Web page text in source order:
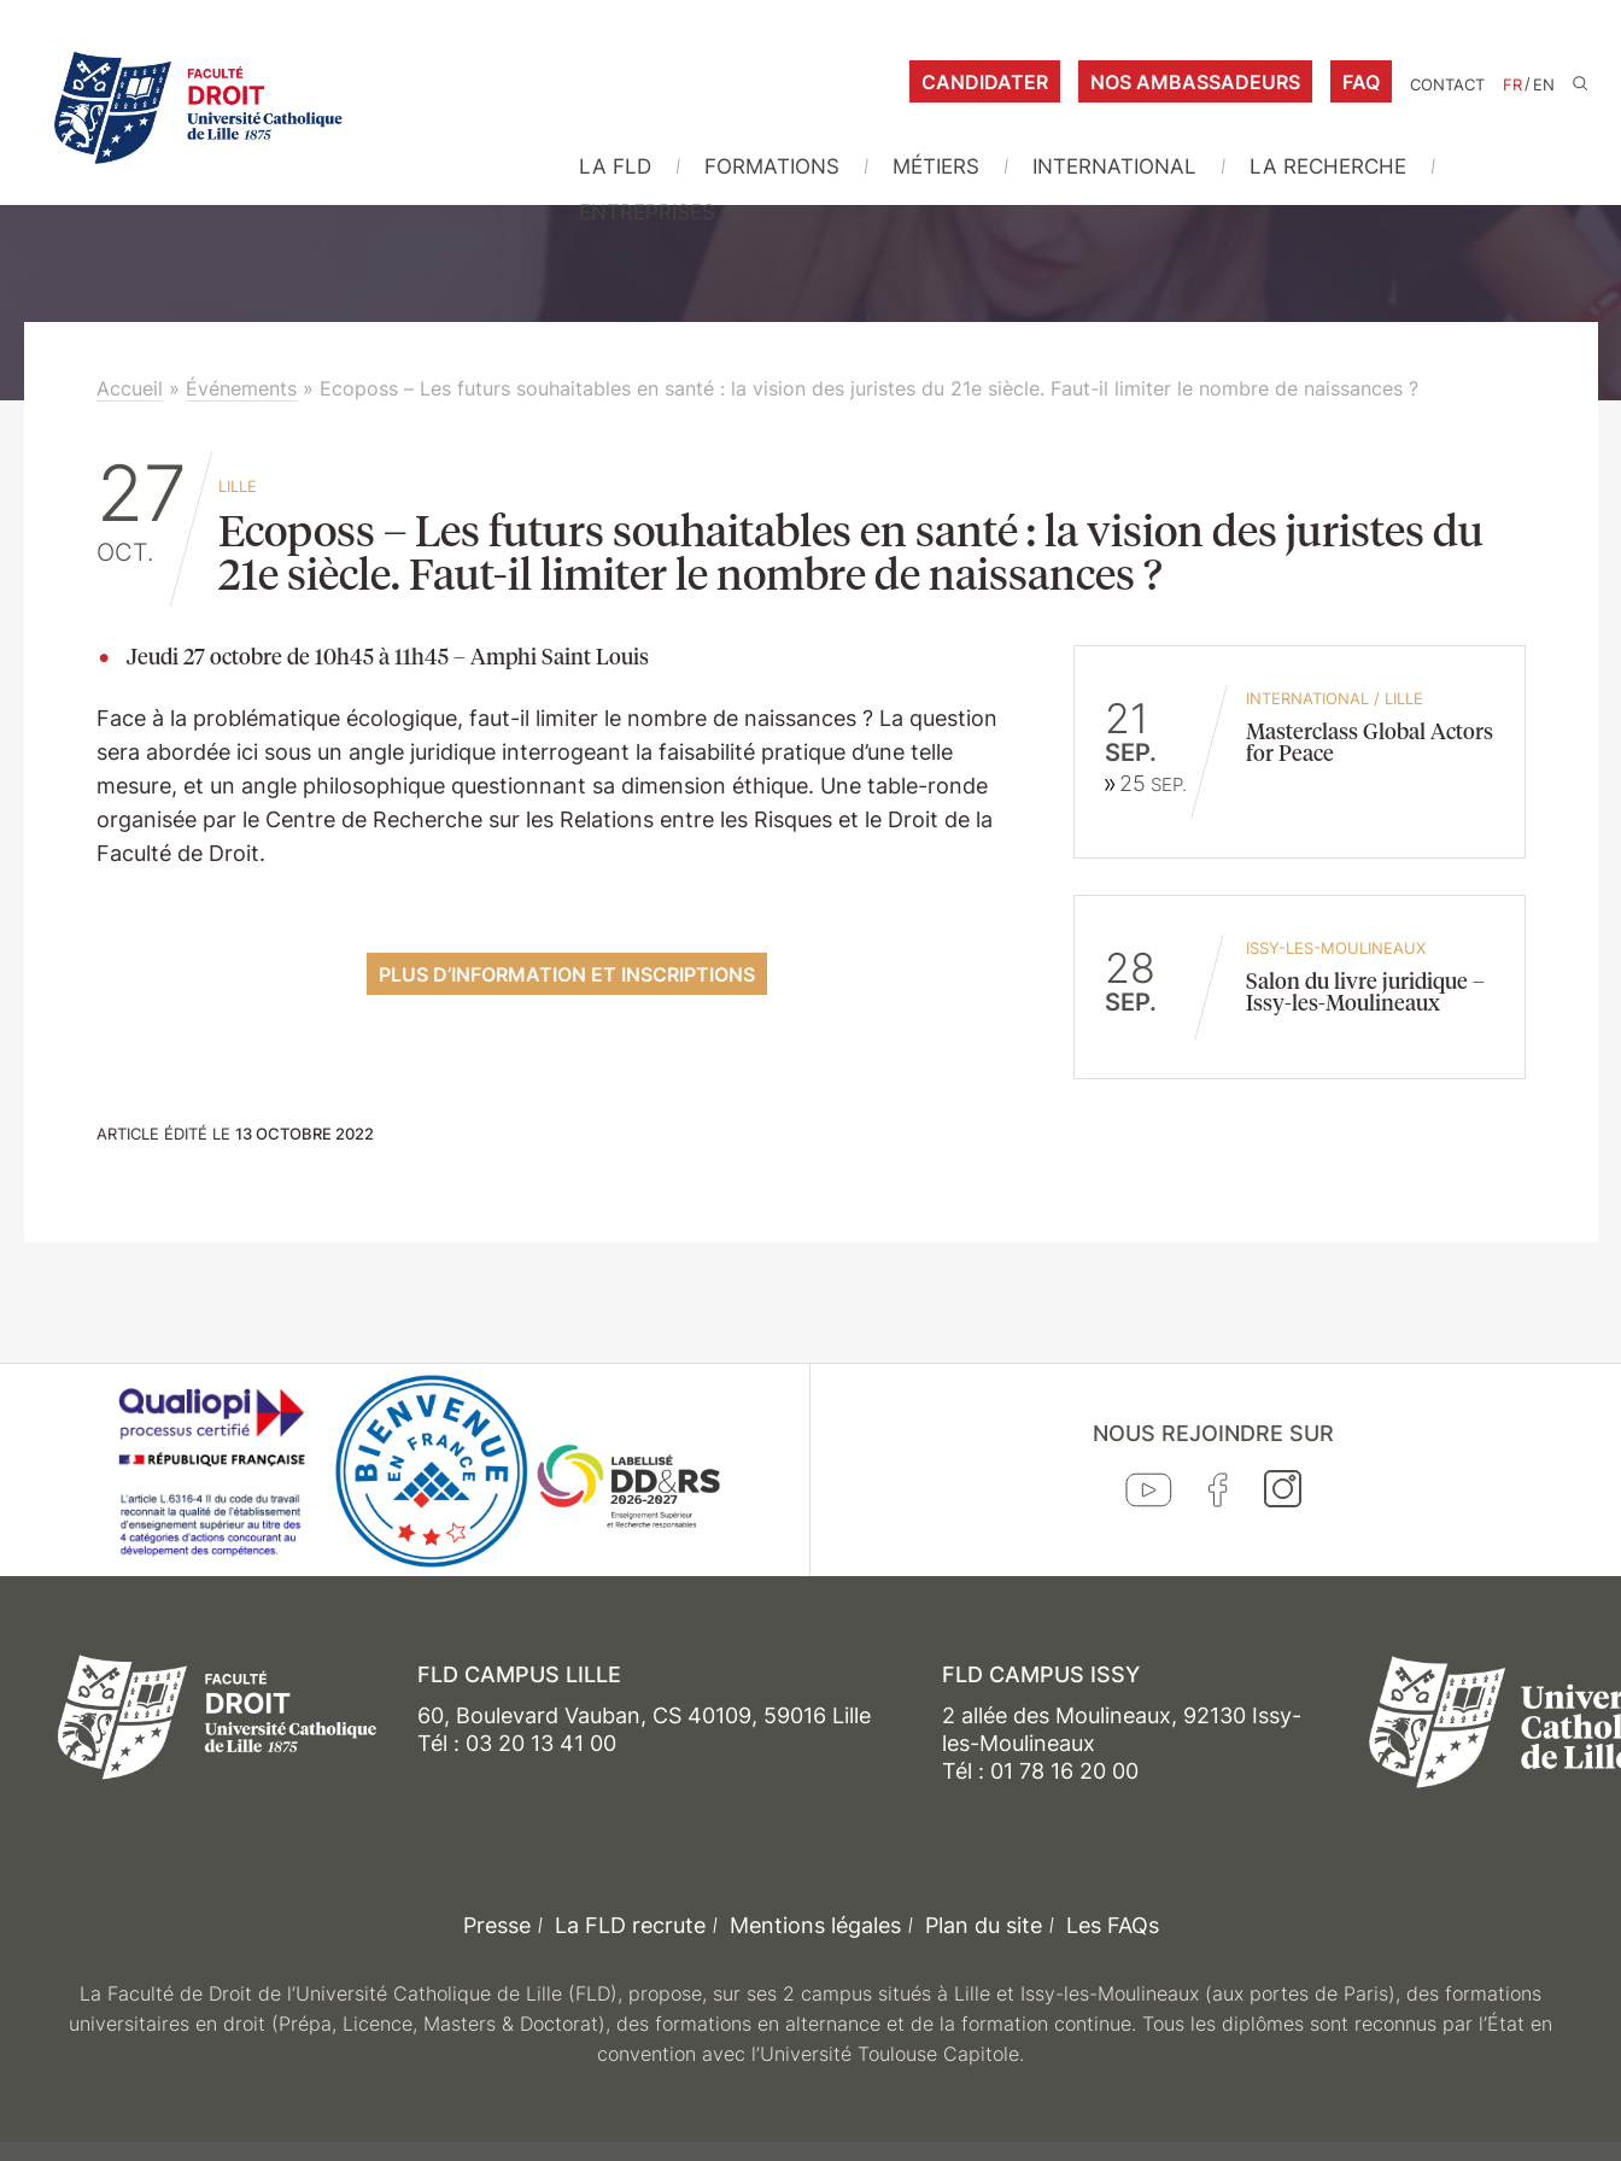
CANDIDATER NOS AMBASSADEURS FAQ CONTACT FR/EN
LA FLD FORMATIONS MÉTIERS INTERNATIONAL
LA RECHERCHE
ENTREPRISES
Accueil » Événements» Ecoposs – Les futurs souhaitables en santé : la vision des juristes du 21e siècle. Faut-il limiter le nombre de naissances ?
27
OCT.
LILLE
Ecoposs – Les futurs souhaitables en santé : la vision des juristes du
21e siècle. Faut-il limiter le nombre de naissances ?
Jeudi 27 octobre de 10h45 à 11h45 – Amphi Saint Louis
Face à la problématique écologique, faut-il limiter le nombre de naissances ? La question
sera abordée ici sous un angle juridique interrogeant la faisabilité pratique d’une telle
mesure, et un angle philosophique questionnant sa dimension éthique. Une table-ronde
organisée par le Centre de Recherche sur les Relations entre les Risques et le Droit de la
Faculté de Droit.
PLUS D’INFORMATION ET INSCRIPTIONS
ARTICLE ÉDITÉ LE 13 OCTOBRE 2022
21
SEP.
25 SEP.
INTERNATIONAL / LILLE
Masterclass Global Actors
for Peace
28
SEP.
ISSY-LES-MOULINEAUX
Salon du livre juridique –
Issy-les-Moulineaux
NOUS REJOINDRE SUR
FLD CAMPUS LILLE
60, Boulevard Vauban, CS 40109, 59016 Lille
Tél : 03 20 13 41 00
FLD CAMPUS ISSY
2 allée des Moulineaux, 92130 Issy-
les-Moulineaux
Tél : 01 78 16 20 00
Presse La FLD recrute Mentions légales Plan du site Les FAQs
La Faculté de Droit de l’Université Catholique de Lille (FLD), propose, sur ses 2 campus situés à Lille et Issy-les-Moulineaux (aux portes de Paris), des formations
universitaires en droit (Prépa, Licence, Masters & Doctorat), des formations en alternance et de la formation continue. Tous les diplômes sont reconnus par l’État en
convention avec l’Université Toulouse Capitole.